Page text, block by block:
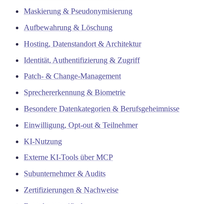
Maskierung & Pseudonymisierung
Aufbewahrung & Löschung
Hosting, Datenstandort & Architektur
Identität, Authentifizierung & Zugriff
Patch- & Change-Management
Sprechererkennung & Biometrie
Besondere Datenkategorien & Berufsgeheimnisse
Einwilligung, Opt-out & Teilnehmer
KI-Nutzung
Externe KI-Tools über MCP
Subunternehmer & Audits
Zertifizierungen & Nachweise